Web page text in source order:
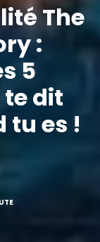
The
:
5
dit
tu es !